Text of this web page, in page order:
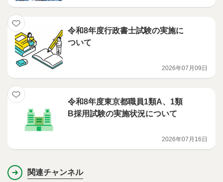
令和8年度行政書士試験の実施に
ついて
2026年07月09日
令和8年度東京都職員1類A、1類
B採用試験の実施状況について
2026年07月16日
関連チャンネル